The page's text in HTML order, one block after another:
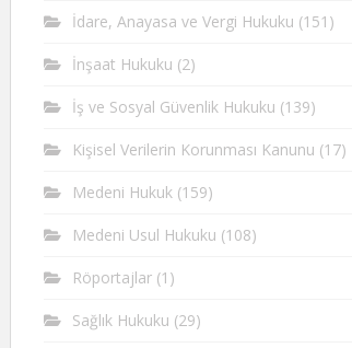
İdare, Anayasa ve Vergi Hukuku (151)
İnşaat Hukuku (2)
İş ve Sosyal Güvenlik Hukuku (139)
Kişisel Verilerin Korunması Kanunu (17)
Medeni Hukuk (159)
Medeni Usul Hukuku (108)
Röportajlar (1)
Sağlık Hukuku (29)